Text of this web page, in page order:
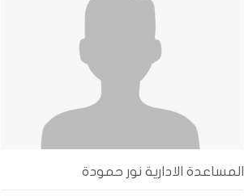
المساعدة الادارية نور حمودة